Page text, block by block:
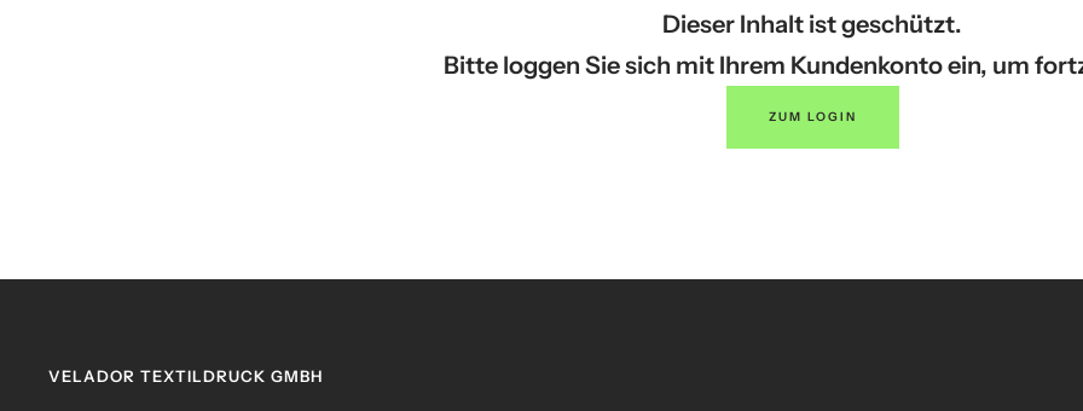
Dieser Inhalt ist geschützt.
Bitte loggen Sie sich mit Ihrem Kundenkonto ein, um
ZUM LOGIN
VELADOR TEXTILDRUCK GMBH